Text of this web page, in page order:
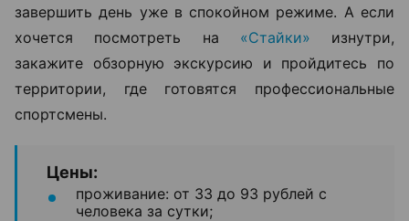
завершить день уже в спокойном режиме. А если
хочется посмотреть на «Стайки» изнутри,
закажите обзорную экскурсию и пройдитесь по
территории, где готовятся профессиональные
спортсмены.
Цены:
проживание: от 33 до 93 рублей с
человека за сутки;